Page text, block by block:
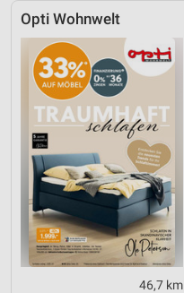
Opti Wohnwelt
46,7 km